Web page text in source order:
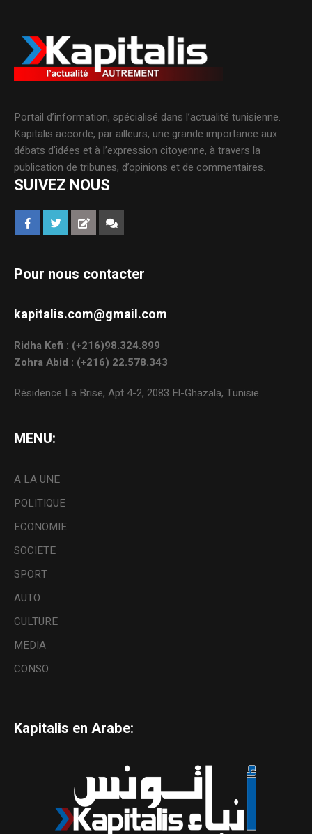
Portail d’information, spécialisé dans l’actualité tunisienne.
Kapitalis accorde, par ailleurs, une grande importance aux
débats d’idées et à l’expression citoyenne, à travers la
publication de tribunes, d’opinions et de commentaires.
SUIVEZ NOUS
Pour nous contacter
kapitalis.com@gmail.com
Ridha Kefi : (+216)98.324.899
Zohra Abid : (+216) 22.578.343
Résidence La Brise, Apt 4-2, 2083 El-Ghazala, Tunisie.
MENU:
A LA UNE
POLITIQUE
ECONOMIE
SOCIETE
SPORT
AUTO
CULTURE
MEDIA
CONSO
Kapitalis en Arabe: